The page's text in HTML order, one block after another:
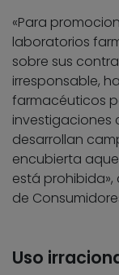
«Para
laboratorios
sobre sus
irresponsable,
farmacéuticos
investigaciones
desarrollan
encubierta
está prohibida»,
de
Uso